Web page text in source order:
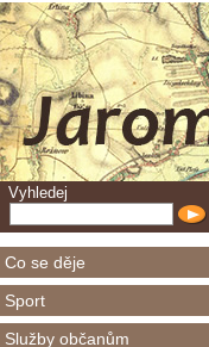
Vyhledej
Co se děje
Sport
Služby občanům